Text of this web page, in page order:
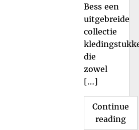
Bess een
uitgebreide
collectie
die
zowel
[…]
Continue
reading